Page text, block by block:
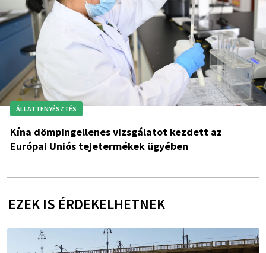
ÁLLATTENYÉSZTÉS
Kína dömpingellenes vizsgálatot kezdett az
Európai Uniós tejetermékek ügyében
EZEK IS ÉRDEKELHETNEK